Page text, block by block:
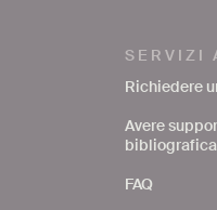
SERVIZI
Richiedere
Avere
bibliografica
FAQ